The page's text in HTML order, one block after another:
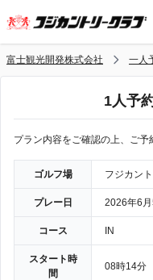
富士観光開発株式会社 一人
1人予
プラン内容をご確認の上、ご予
ゴルフ場 フジカン
プレー日 2026年6
コース IN
スタート時
間
08時14分